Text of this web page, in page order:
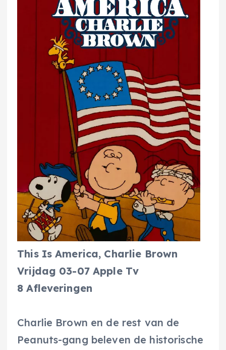
This Is America, Charlie Brown
Vrijdag 03-07 Apple Tv
8 Afleveringen
Charlie Brown en de rest van de
Peanuts-gang beleven de historische